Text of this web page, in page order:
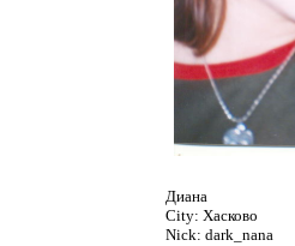
Диана
City: Хасково
Nick: dark_nana